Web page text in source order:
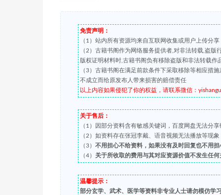
免责声明：
（1）站内所有资源均来自互联网收集或用户上传分
（2）古籍书阁作为网络服务提供者,对非法转载,盗
版权证明材料时,古籍书阁负有移除盗版和非法转载作
（3）古籍书阁在满足前款条件下采取移除等相应措
不成立而给原发布人带来损害的赔偿责任
以上内容如果侵犯了你的权益，请联系微信：
关于售后：
（1）因部分资料含有敏感关键词，百度网盘无法分
（2）如资料存在张冠李戴、语音视频无法播放等现
（3） 不用担心不给资料，如果没有及时回复也不用
（4） 关于所收取的费用与其对应资源价值不发生任
温馨提示：
部分玄学、武术、医学等资料非专业人士请勿模仿学